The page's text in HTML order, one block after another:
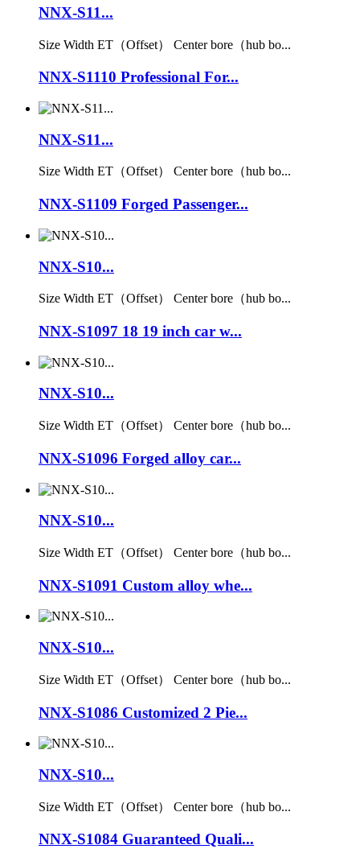
NNX-S11...
Size Width ET（Offset） Center bore（hub bo...
NNX-S1110 Professional For...
NNX-S11...
Size Width ET（Offset） Center bore（hub bo...
NNX-S1109 Forged Passenger...
NNX-S10...
Size Width ET（Offset） Center bore（hub bo...
NNX-S1097 18 19 inch car w...
NNX-S10...
Size Width ET（Offset） Center bore（hub bo...
NNX-S1096 Forged alloy car...
NNX-S10...
Size Width ET（Offset） Center bore（hub bo...
NNX-S1091 Custom alloy whe...
NNX-S10...
Size Width ET（Offset） Center bore（hub bo...
NNX-S1086 Customized 2 Pie...
NNX-S10...
Size Width ET（Offset） Center bore（hub bo...
NNX-S1084 Guaranteed Quali...